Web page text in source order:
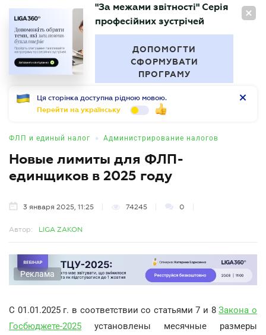
RU
БУХГАЛТЕР
"За межами звітності" Серія
професійних зустрічей
ДОПОМОГТИ
СФОРМУВАТИ
ПРОГРАМУ
Ця сторінка доступна рідною мовою.
Перейти на українську
ФЛП и единый налог • Администрирование налогов
Новые лимиты для ФЛП-
единщиков в 2025 году
3 января 2025, 11:25 74245 0
Автор: LIGA ZAKON
Реклама
С 01.01.2025 г. в соответствии со статьями 7 и 8Закона о
Госбюджете-2025 установлены месячные размеры